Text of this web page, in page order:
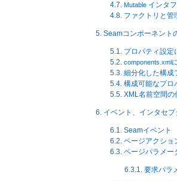
4.7. Mutable インタ
4.8. ファクトリと管
5. Seamコンポーネント
5.1. プロパティ設定
5.2. components.xml
5.3. 細分化した構成
5.4. 構成可能なプロ
5.5. XML名前空間の
6. イベント、インタセ
6.1. Seamイベント
6.2. ページアクショ
6.3. ページパラメー
6.3.1. 要求パラ